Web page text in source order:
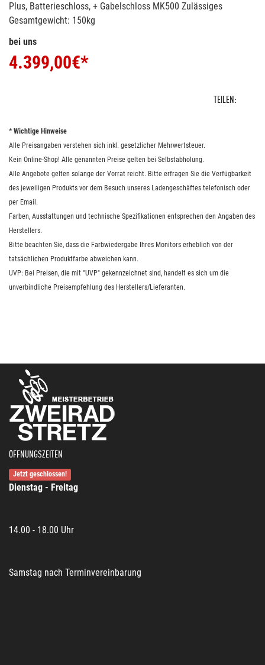
Plus, Batterieschloss, + Gabelschloss MK500 Zulässiges
Gesamtgewicht: 150kg
bei uns
4.399,00€*
TEILEN:
* Wichtige Hinweise
Alle Preisangaben verstehen sich inkl. gesetzlicher Mehrwertsteuer.
Kein Online-Shop! Alle genannten Preise gelten bei Selbstabholung.
Alle Angebote gelten solange der Vorrat reicht. Bitte erfragen Sie die Verfügbarkeit
des jeweiligen Produkts vor dem Besuch unseres Ladengeschäftes telefonisch oder
per Email.
Farben, Ausstattungen und technische Spezifikationen entsprechen den Angaben des
Herstellers.
Bitte beachten Sie, dass die Farbwiedergabe Ihres Monitors erheblich von der
tatsächlichen Produktfarbe abweichen kann.
UVP: Bei Preisen, die mit "UVP" gekennzeichnet sind, handelt es sich um die
unverbindliche Preisempfehlung des Herstellers/Lieferanten.
ÖFFNUNGSZEITEN
Jetzt geschlossen!
Dienstag - Freitag
14.00 - 18.00 Uhr
Samstag nach Terminvereinbarung